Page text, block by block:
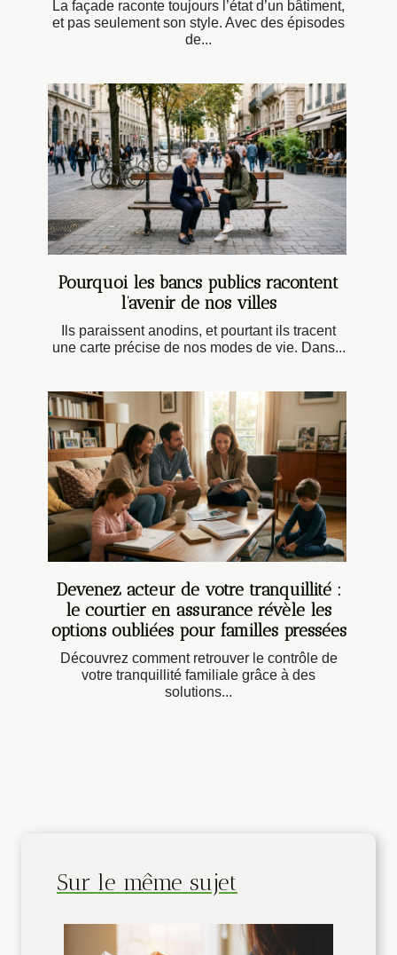
La façade raconte toujours l’état d’un bâtiment,
et pas seulement son style. Avec des épisodes
de...
Pourquoi les bancs publics racontent
l’avenir de nos villes
Ils paraissent anodins, et pourtant ils tracent
une carte précise de nos modes de vie. Dans...
Devenez acteur de votre tranquillité :
le courtier en assurance révèle les
options oubliées pour familles pressées
Découvrez comment retrouver le contrôle de
votre tranquillité familiale grâce à des
solutions...
Sur le même sujet